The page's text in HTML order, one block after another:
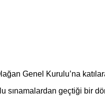
Genel Kurulu’na
sınamalardan geçtiği bir